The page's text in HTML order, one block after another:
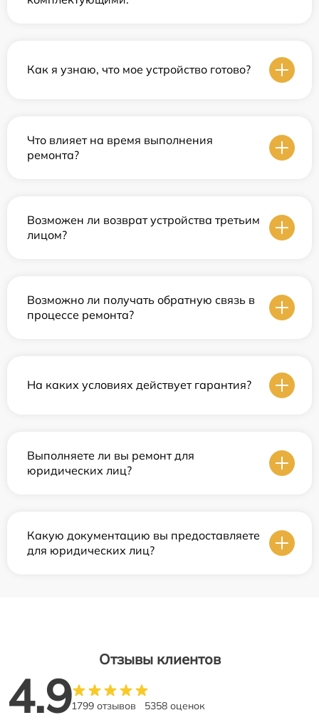
Как я узнаю, что мое устройство готово?
Что влияет на время выполнения
ремонта?
Возможен ли возврат устройства третьим
лицом?
Возможно ли получать обратную связь в
процессе ремонта?
На каких условиях действует гарантия?
Выполняете ли вы ремонт для
юридических лиц?
Какую документацию вы предоставляете
для юридических лиц?
Отзывы клиентов
4.91799 отзывов 5358 оценок